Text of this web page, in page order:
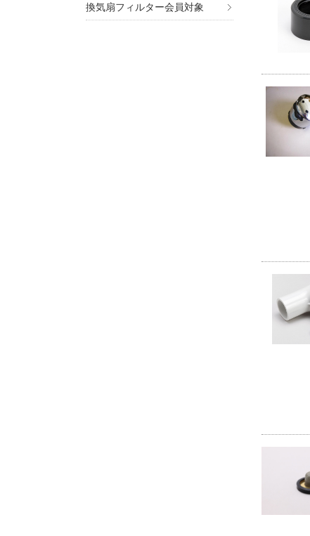
換気扇フィルター会員対象